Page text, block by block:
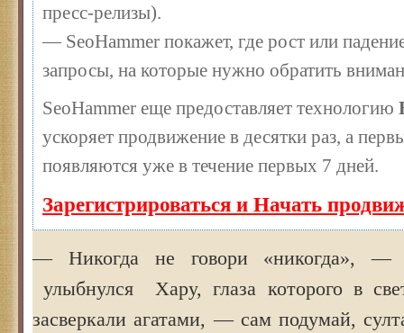
пресс-релизы).
— SeoHammer покажет, где рост или
запросы, на которые нужно обратить
SeoHammer еще предоставляет технологию
ускоряет продвижение в десятки раз, а
появляются уже в течение первых 7 дней.
Зарегистрироваться и Начать
— Никогда не говори «никогда», —
улыбнулся Хару, глаза которого в
засверкали агатами, — сам подумай,